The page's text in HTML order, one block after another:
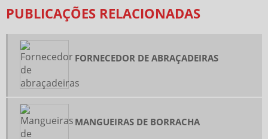
CONEXÃO ESPIGÃO DE LATÃO
DISTRIBUIDOR DE EQUIPAMENTO DE PROTEÇÃO INDIVIDUAL
DISTRIBUIDOR DE LENÇOL DE BORRACHA
EMPRESA DE ABRAÇADEIRAS
FORNECEDOR DE ABRAÇADEIRAS
GUARNIÇÃO DE BORRACHA INDUSTRIAL
PUBLICAÇÕES RELACIONADAS
FORNECEDOR DE ABRAÇADEIRAS
MANGUEIRAS DE BORRACHA